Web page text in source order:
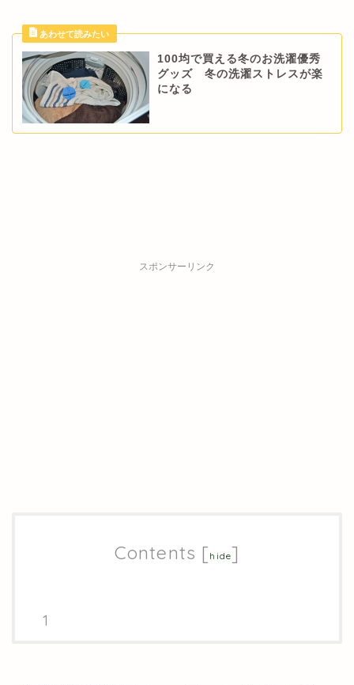
100均で買える冬のお洗濯優秀
グッズ 冬の洗濯ストレスが楽
になる
スポンサーリンク
Contents [ hide]